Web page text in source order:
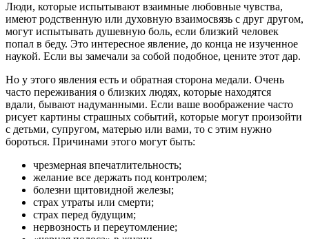
Люди, которые испытывают взаимные любовные чувства,
имеют родственную или духовную взаимосвязь с друг другом,
могут испытывать душевную боль, если близкий человек
попал в беду. Это интересное явление, до конца не изученное
наукой. Если вы замечали за собой подобное, цените этот дар.
Но у этого явления есть и обратная сторона медали. Очень
часто переживания о близких людях, которые находятся
вдали, бывают надуманными. Если ваше воображение часто
рисует картины страшных событий, которые могут произойти
с детьми, супругом, матерью или вами, то с этим нужно
бороться. Причинами этого могут быть:
чрезмерная впечатлительность;
желание все держать под контролем;
болезни щитовидной железы;
страх утраты или смерти;
страх перед будущим;
нервозность и переутомление;